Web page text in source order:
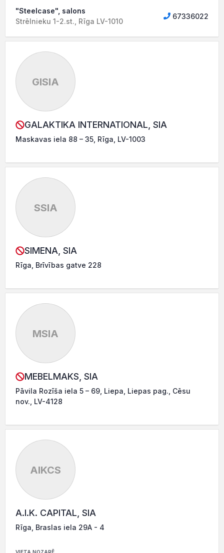
"Steelcase", salons
Strēlnieku 1-2.st., Rīga LV-1010
67336022
GISIA
GALAKTIKA INTERNATIONAL, SIA
Maskavas iela 88 – 35, Rīga, LV-1003
SSIA
SIMENA, SIA
Rīga, Brīvības gatve 228
MSIA
MEBELMAKS, SIA
Pāvila Rozīša iela 5 – 69, Liepa, Liepas pag., Cēsu
nov., LV-4128
AIKCS
A.I.K. CAPITAL, SIA
Rīga, Braslas iela 29A - 4